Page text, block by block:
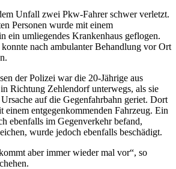
Unfall zwei Pkw-Fahrer schwer verletzt.
Personen wurde mit einem
ein umliegendes Krankenhaus geflogen.
nach ambulanter Behandlung vor Ort
der Polizei war die 20-Jährige aus
Richtung Zehlendorf unterwegs, als sie
auf die Gegenfahrbahn geriet. Dort
entgegenkommenden Fahrzeug. Ein
ebenfalls im Gegenverkehr befand,
wurde jedoch ebenfalls beschädigt.
aber immer wieder mal vor“, so